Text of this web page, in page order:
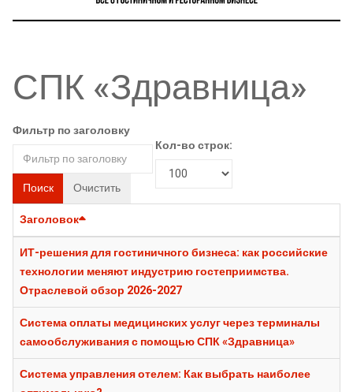
СПК «Здравница»
Фильтр по заголовку
Поиск Очистить
Кол-во строк:
Заголовок
ИТ-решения для гостиничного бизнеса: как российские
технологии меняют индустрию гостеприимства.
Отраслевой обзор 2026-2027
Система оплаты медицинских услуг через терминалы
самообслуживания с помощью СПК «Здравница»
Система управления отелем: Как выбрать наиболее